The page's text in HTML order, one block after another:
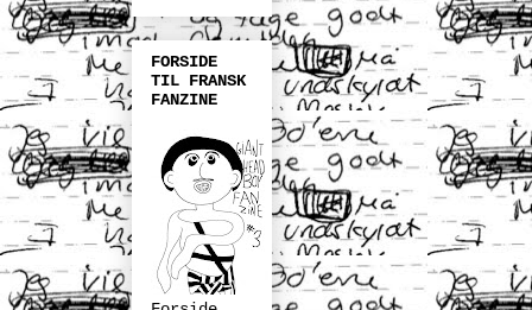
FORSIDE
TIL FRANSK
FANZINE